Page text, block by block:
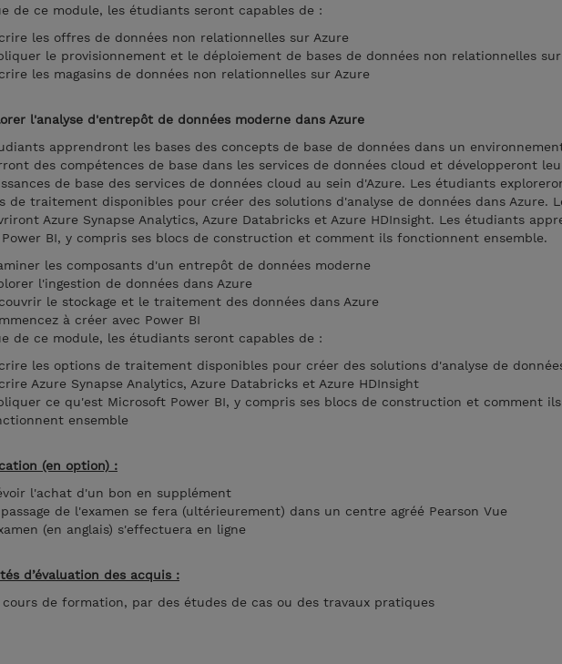
de ce module, les étudiants seront capables de :
les offres de données non relationnelles sur Azure
le provisionnement et le déploiement de bases de données non relationnelles sur
les magasins de données non relationnelles sur Azure
l'analyse d'entrepôt de données moderne dans Azure
apprendront les bases des concepts de base de données dans un
des compétences de base dans les services de données cloud et développeront
de base des services de données cloud au sein d'Azure. Les étudiants
de traitement disponibles pour créer des solutions d'analyse de données dans Azure.
Azure Synapse Analytics, Azure Databricks et Azure HDInsight. Les étudiants
BI, y compris ses blocs de construction et comment ils fonctionnent ensemble.
les composants d'un entrepôt de données moderne
l'ingestion de données dans Azure
le stockage et le traitement des données dans Azure
à créer avec Power BI
de ce module, les étudiants seront capables de :
les options de traitement disponibles pour créer des solutions d'analyse de
Azure Synapse Analytics, Azure Databricks et Azure HDInsight
ce qu'est Microsoft Power BI, y compris ses blocs de construction et comment ils
ensemble
(en option) :
l'achat d'un bon en supplément
de l'examen se fera (ultérieurement) dans un centre agréé Pearson Vue
(en anglais) s'effectuera en ligne
d’évaluation des acquis :
cours de formation, par des études de cas ou des travaux pratiques